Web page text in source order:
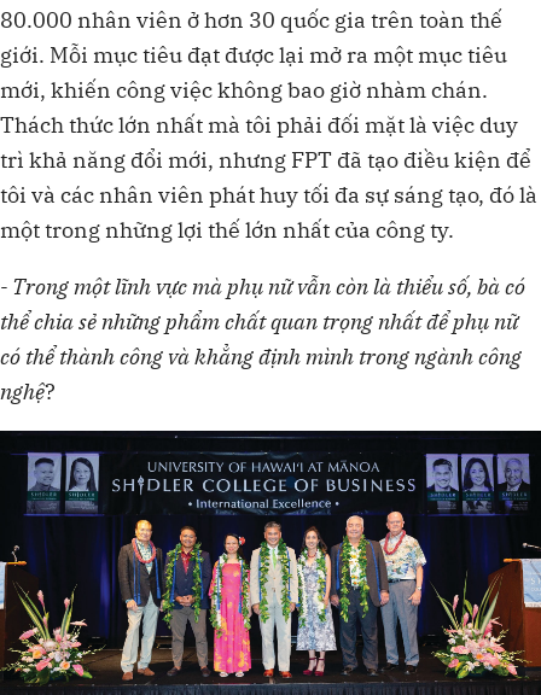
80.000 nhân viên ở hơn 30 quốc gia trên toàn thế
giới. Mỗi mục tiêu đạt được lại mở ra một mục tiêu
mới, khiến công việc không bao giờ nhàm chán.
Thách thức lớn nhất mà tôi phải đối mặt là việc duy
trì khả năng đổi mới, nhưng FPT đã tạo điều kiện để
tôi và các nhân viên phát huy tối đa sự sáng tạo, đó là
một trong những lợi thế lớn nhất của công ty.
- Trong một lĩnh vực mà phụ nữ vẫn còn là thiểu số, bà có
thể chia sẻ những phẩm chất quan trọng nhất để phụ nữ
có thể thành công và khẳng định mình trong ngành công
nghệ?